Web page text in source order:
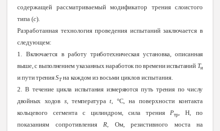
содержащей рассматриваемый модификатор трения слоистого
типа (с).
Разработанная технология проведения испытаний заключается в
следующем:
1. Включается в работу триботехническая установка, описанная
выше, с выполнением указанных наработок по времени испытаний Ти
и пути тренияSTна каждом из восьми циклов испытания.
2.В течение цикла испытания измеряются путь трения по числу
двойных ходов s, температураt, °С, наповерхности контакта
кольцевого сегмента с цилиндром, сила трения Ртр, Н, по
показаниям сопротивления R, Ом, резистивного моста на